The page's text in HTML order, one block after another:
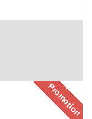
Promotion